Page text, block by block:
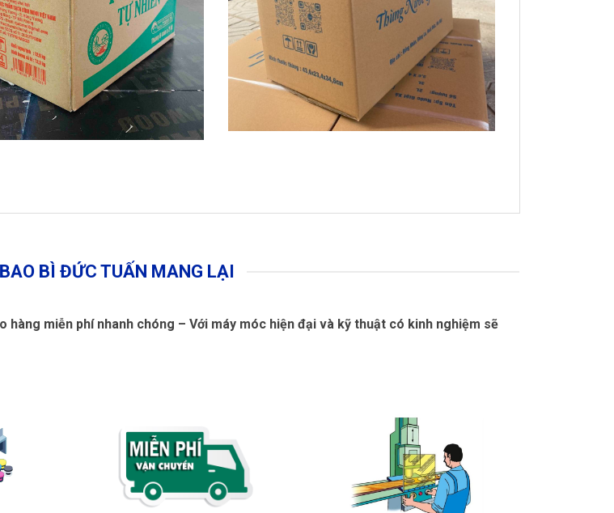
BÌ ĐỨC TUẤN MANG LẠI
miễn phí nhanh chóng – Với máy móc hiện đại và kỹ thuật có kinh nghiệm sẽ